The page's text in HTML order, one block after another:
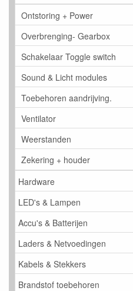
Ontstoring + Power
Overbrenging- Gearbox
Schakelaar Toggle switch
Sound & Licht modules
Toebehoren aandrijving.
Ventilator
Weerstanden
Zekering + houder
Hardware
LED's & Lampen
Accu's & Batterijen
Laders & Netvoedingen
Kabels & Stekkers
Brandstof toebehoren